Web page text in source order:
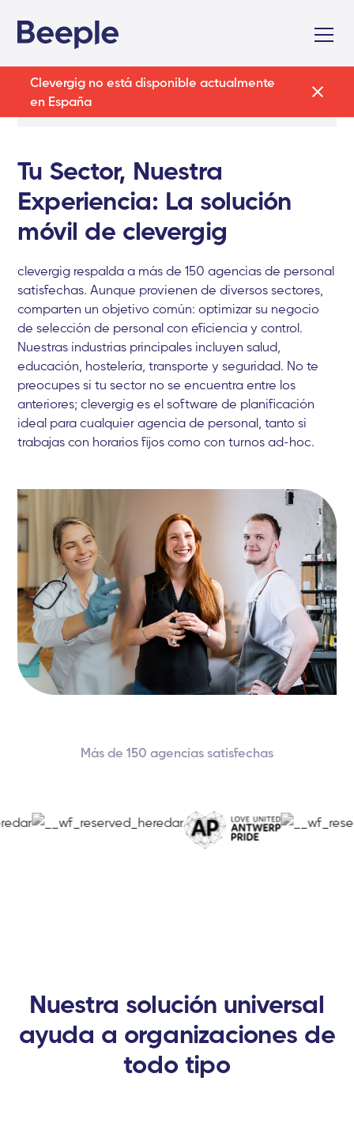
Clevergig no está disponible actualmente
en España
Tu Sector, Nuestra
Experiencia: La solución
móvil de clevergig
clevergig respalda a más de 150 agencias de personal
satisfechas. Aunque provienen de diversos sectores,
comparten un objetivo común: optimizar su negocio
de selección de personal con eficiencia y control.
Nuestras industrias principales incluyen salud,
educación, hostelería, transporte y seguridad. No te
preocupes si tu sector no se encuentra entre los
anteriores; clevergig es el software de planificación
ideal para cualquier agencia de personal, tanto si
trabajas con horarios fijos como con turnos ad-hoc.
Más de 150 agencias satisfechas
Nuestra solución universal
ayuda a organizaciones de
todo tipo